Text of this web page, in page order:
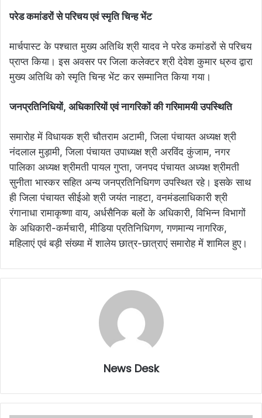
परेड कमांडरों से परिचय एवं स्मृति चिन्ह भेंट
मार्चपास्ट के पश्चात मुख्य अतिथि श्री यादव ने परेड कमांडरों से परिचय
प्राप्त किया। इस अवसर पर जिला कलेक्टर श्री देवेश कुमार ध्रुव द्वारा
मुख्य अतिथि को स्मृति चिन्ह भेंट कर सम्मानित किया गया।
जनप्रतिनिधियों, अधिकारियों एवं नागरिकों की गरिमामयी उपस्थिति
समारोह में विधायक श्री चौतराम अटामी, जिला पंचायत अध्यक्ष श्री
नंदलाल मुड़ामी, जिला पंचायत उपाध्यक्ष श्री अरविंद कुंजाम, नगर
पालिका अध्यक्ष श्रीमती पायल गुप्ता, जनपद पंचायत अध्यक्ष श्रीमती
सुनीता भास्कर सहित अन्य जनप्रतिनिधिगण उपस्थित रहे। इसके साथ
ही जिला पंचायत सीईओ श्री जयंत नाहटा, वनमंडलाधिकारी श्री
रंगानाधा रामाकृष्णा वाय, अर्धसैनिक बलों के अधिकारी, विभिन्न विभागों
के अधिकारी-कर्मचारी, मीडिया प्रतिनिधिगण, गणमान्य नागरिक,
महिलाएं एवं बड़ी संख्या में शालेय छात्र-छात्राएं समारोह में शामिल हुए।
News Desk